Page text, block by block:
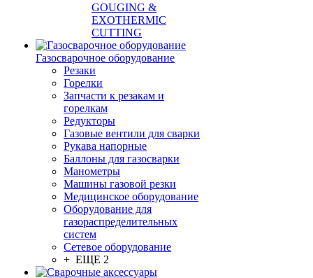
GOUGING &
EXOTHERMIC
CUTTING
Газосварочное оборудование
Резаки
Горелки
Запчасти к резакам и
горелкам
Редукторы
Газовые вентили для сварки
Рукава напорные
Баллоны для газосварки
Манометры
Машины газовой резки
Медицинское оборудование
Оборудование для
газораспределительных
систем
Сетевое оборудование
+ ЕЩЕ 2